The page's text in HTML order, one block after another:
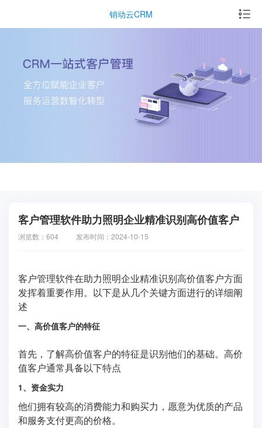
销动云CRM
客户管理软件助力照明企业精准识别高价值客户
浏览数：604 发布时间：2024-10-15
客户管理软件在助力照明企业精准识别高价值客户方面
发挥着重要作用。以下是从几个关键方面进行的详细阐
述
一、高价值客户的特征
首先，了解高价值客户的特征是识别他们的基础。高价
值客户通常具备以下特点
1、资金实力
他们拥有较高的消费能力和购买力，愿意为优质的产品
和服务支付更高的价格。